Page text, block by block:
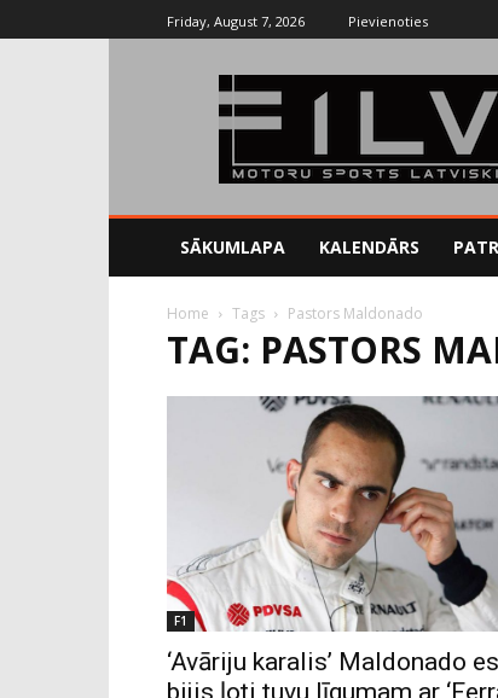
Friday, August 7, 2026 Pievienoties
SĀKUMLAPA KALENDĀRS
Home Tags Pastors Maldonado
TAG: PASTORS
F1
‘Avāriju karalis’ Maldonado
bijis ļoti tuvu līgumam ar